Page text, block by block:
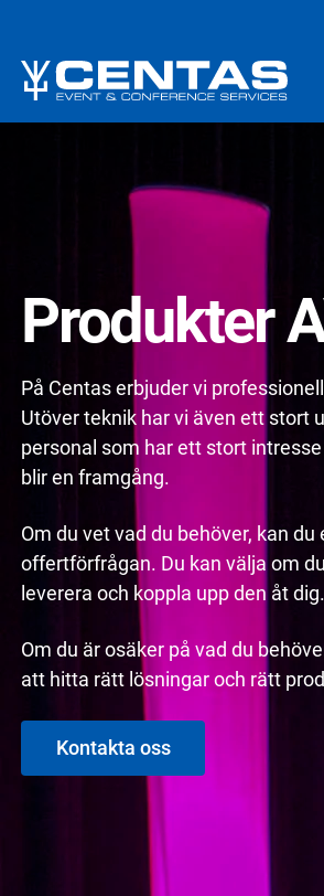
Produkter
På Centas erbjuder vi professionell
Utöver teknik har vi även ett stort
personal som har ett stort
blir en framgång.
Om du vet vad du behöver, kan
offertförfrågan. Du kan välja om
leverera och koppla upp den åt dig.
Om du är osäker på vad du
att hitta rätt lösningar och rätt
Kontakta oss